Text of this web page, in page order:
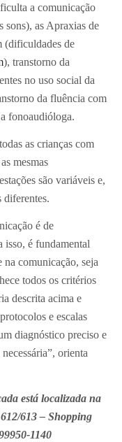
a comunicação
sons), as Apraxias de
(dificuldades de
), transtorno da
no uso social da
da fluência com
fonoaudióloga.
as crianças com
mesmas
são variáveis e,
diferentes.
é de
isso, é fundamental
comunicação, seja
todos os critérios
descrita acima e
e escalas
diagnóstico preciso e
orienta
está localizada na
613 – Shopping
1140